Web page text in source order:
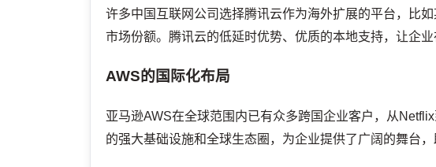
许多中国互联网公司选择腾讯云作为海外扩展的平台，比
市场份额。腾讯云的低延时优势、优质的本地支持，让企业
AWS的国际化布局
亚马逊AWS在全球范围内已有众多跨国企业客户，从
的强大基础设施和全球生态圈，为企业提供了广阔的舞台，